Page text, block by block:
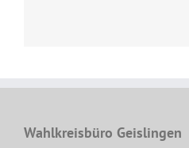
Wahlkreisbüro Geislingen